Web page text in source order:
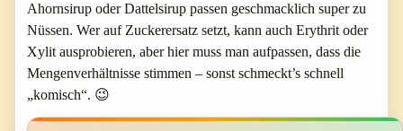
Ahornsirup oder Dattelsirup passen geschmacklich super zu
Nüssen. Wer auf Zuckerersatz setzt, kann auch Erythrit oder
Xylit ausprobieren, aber hier muss man aufpassen, dass die
Mengenverhältnisse stimmen – sonst schmeckt’s schnell
„komisch“. 😉